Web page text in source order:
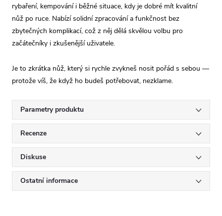
rybaření, kempování i běžné situace, kdy je dobré mít kvalitní
nůž po ruce. Nabízí solidní zpracování a funkčnost bez
zbytečných komplikací, což z něj dělá skvělou volbu pro
začátečníky i zkušenější uživatele.
Je to zkrátka nůž, který si rychle zvykneš nosit pořád s sebou —
protože víš, že když ho budeš potřebovat, nezklame.
Parametry produktu
Recenze
Diskuse
Ostatní informace